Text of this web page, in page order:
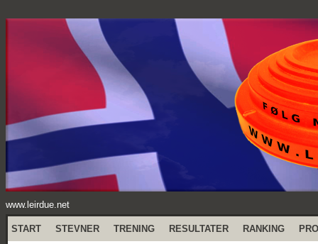
www.leirdue.net
START STEVNER TRENING RESULTATER RANKING